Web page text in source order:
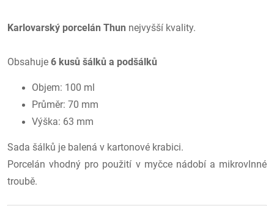
Karlovarský porcelán Thun nejvyšší kvality.
Obsahuje 6 kusů šálků a podšálků
Objem: 100 ml
Průměr: 70 mm
Výška: 63 mm
Sada šálků je balená v kartonové krabici.
Porcelán vhodný pro použití v myčce nádobí a mikrovlnné
troubě.